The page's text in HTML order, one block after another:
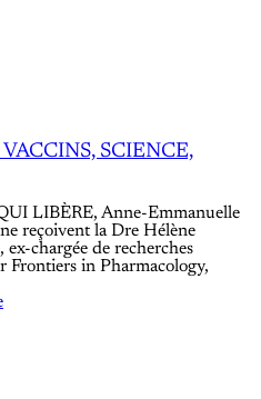
SCIENCE,
LIBÈRE, Anne-Emmanuelle
reçoivent la Dre Hélène
chargée de recherches
Frontiers in Pharmacology,